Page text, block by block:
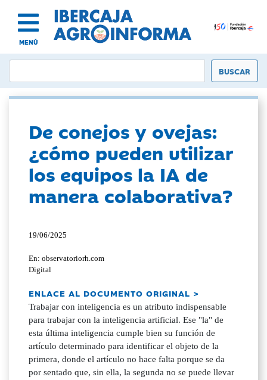
MENÚ
De conejos y ovejas:
¿cómo pueden utilizar
los equipos la IA de
manera colaborativa?
19/06/2025
En: observatoriorh.com
Digital
ENLACE AL DOCUMENTO ORIGINAL >
Trabajar con inteligencia es un atributo indispensable
para trabajar con la inteligencia artificial. Ese "la" de
esta última inteligencia cumple bien su función de
artículo determinado para identificar el objeto de la
primera, donde el artículo no hace falta porque se da
por sentado que, sin ella, la segunda no se puede llevar